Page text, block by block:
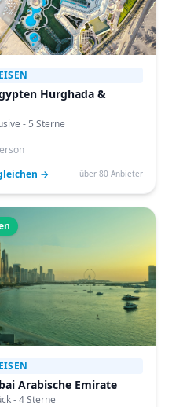
Hurghada &
- 5 Sterne
→
über 80 Anbieter
Arabische Emirate
- 4 Sterne